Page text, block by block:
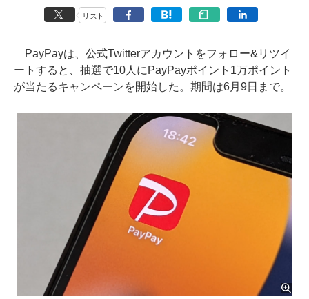
リスト
PayPayは、公式Twitterアカウントをフォロー&リツイ
ートすると、抽選で10人にPayPayポイント1万ポイント
が当たるキャンペーンを開始した。期間は6月9日まで。